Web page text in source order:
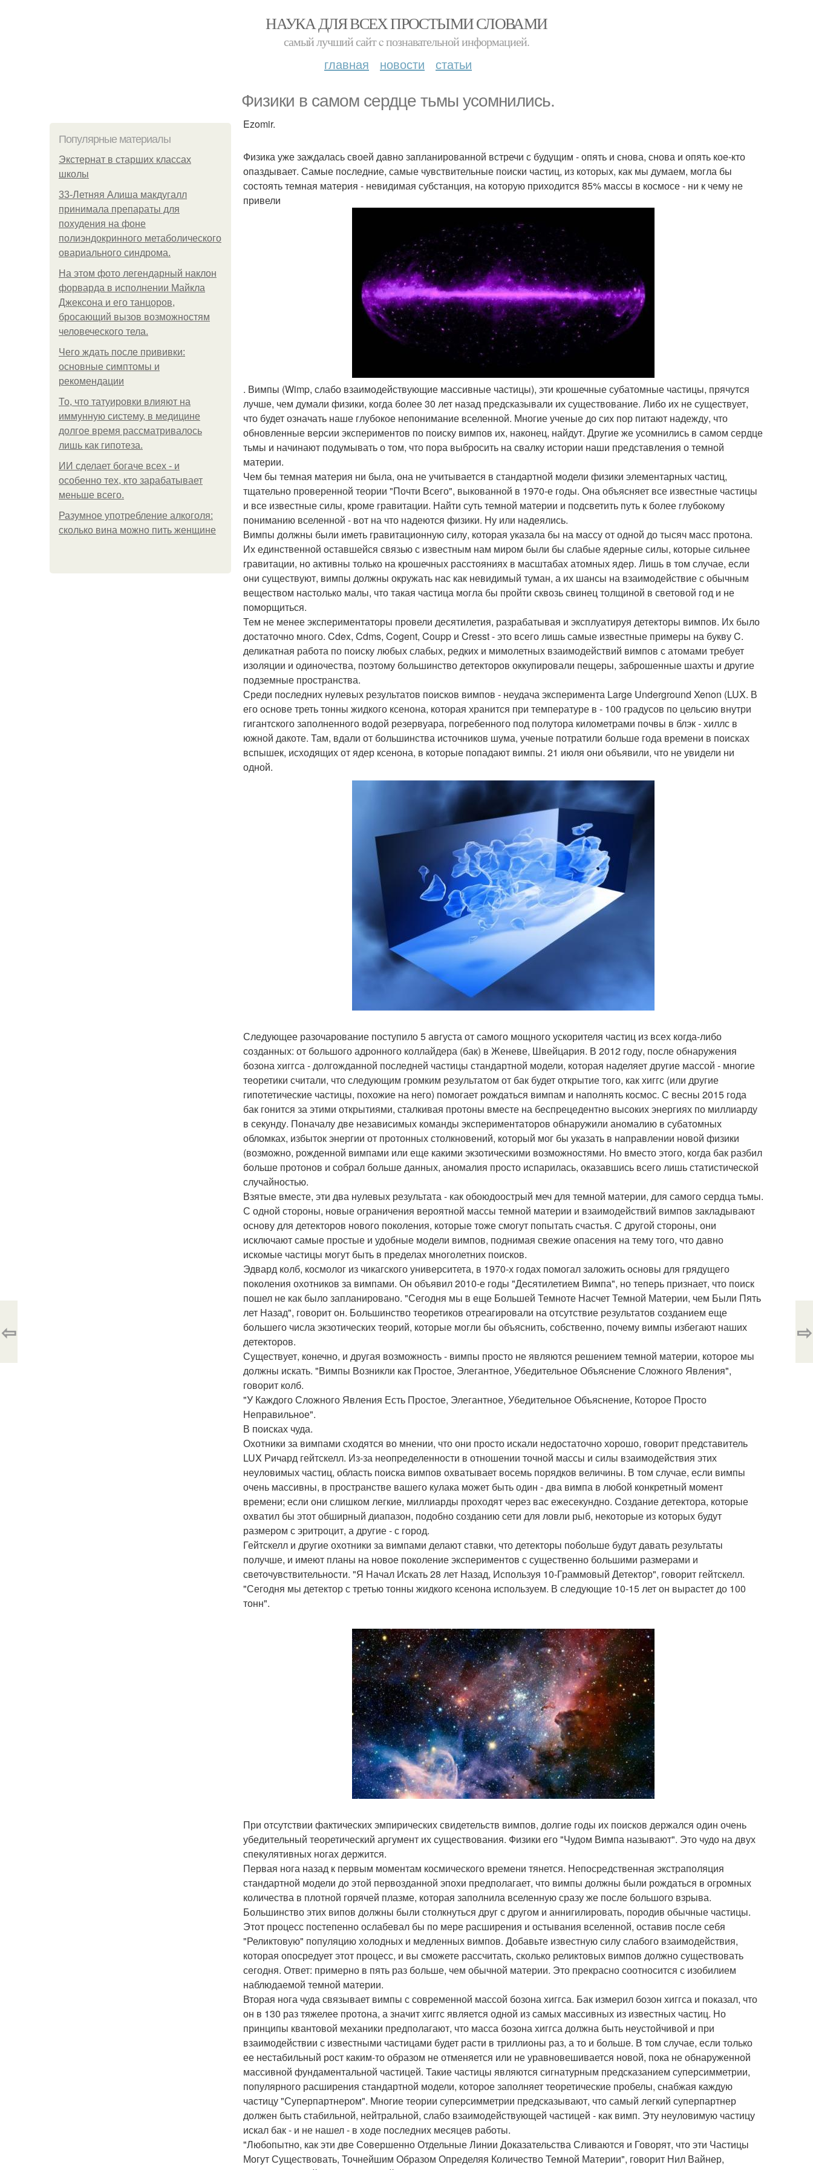
НАУКА ДЛЯ ВСЕХ ПРОСТЫМИ СЛОВАМИ
самый лучший сайт c познавательной информацией.
главная новости статьи
Физики в самом сердце тьмы усомнились.
Популярные материалы
Экстернат в старших классах
школы
33-Летняя Алиша макдугалл
принимала препараты для
похудения на фоне
полиэндокринного метаболического
овариального синдрома.
На этом фото легендарный наклон
форварда в исполнении Майкла
Джексона и его танцоров,
бросающий вызов возможностям
человеческого тела.
Чего ждать после прививки:
основные симптомы и
рекомендации
То, что татуировки влияют на
иммунную систему, в медицине
долгое время рассматривалось
лишь как гипотеза.
ИИ сделает богаче всех - и
особенно тех, кто зарабатывает
меньше всего.
Разумное употребление алкоголя:
сколько вина можно пить женщине
Ezomir.
Физика уже заждалась своей давно запланированной встречи с будущим - опять и снова, снова и опять кое-кто
опаздывает. Самые последние, самые чувствительные поиски частиц, из которых, как мы думаем, могла бы
состоять темная материя - невидимая субстанция, на которую приходится 85% массы в космосе - ни к чему не
привели
. Вимпы (Wimp, слабо взаимодействующие массивные частицы), эти крошечные субатомные частицы, прячутся
лучше, чем думали физики, когда более 30 лет назад предсказывали их существование. Либо их не существует,
что будет означать наше глубокое непонимание вселенной. Многие ученые до сих пор питают надежду, что
обновленные версии экспериментов по поиску вимпов их, наконец, найдут. Другие же усомнились в самом сердце
тьмы и начинают подумывать о том, что пора выбросить на свалку истории наши представления о темной
материи.
Чем бы темная материя ни была, она не учитывается в стандартной модели физики элементарных частиц,
тщательно проверенной теории "Почти Всего", выкованной в 1970-е годы. Она объясняет все известные частицы
и все известные силы, кроме гравитации. Найти суть темной материи и подсветить путь к более глубокому
пониманию вселенной - вот на что надеются физики. Ну или надеялись.
Вимпы должны были иметь гравитационную силу, которая указала бы на массу от одной до тысяч масс протона.
Их единственной оставшейся связью с известным нам миром были бы слабые ядерные силы, которые сильнее
гравитации, но активны только на крошечных расстояниях в масштабах атомных ядер. Лишь в том случае, если
они существуют, вимпы должны окружать нас как невидимый туман, а их шансы на взаимодействие с обычным
веществом настолько малы, что такая частица могла бы пройти сквозь свинец толщиной в световой год и не
поморщиться.
Тем не менее экспериментаторы провели десятилетия, разрабатывая и эксплуатируя детекторы вимпов. Их было
достаточно много. Cdex, Cdms, Cogent, Coupp и Cresst - это всего лишь самые известные примеры на букву C.
деликатная работа по поиску любых слабых, редких и мимолетных взаимодействий вимпов с атомами требует
изоляции и одиночества, поэтому большинство детекторов оккупировали пещеры, заброшенные шахты и другие
подземные пространства.
Среди последних нулевых результатов поисков вимпов - неудача эксперимента Large Underground Xenon (LUX. В
его основе треть тонны жидкого ксенона, которая хранится при температуре в - 100 градусов по цельсию внутри
гигантского заполненного водой резервуара, погребенного под полутора километрами почвы в блэк - хиллс в
южной дакоте. Там, вдали от большинства источников шума, ученые потратили больше года времени в поисках
вспышек, исходящих от ядер ксенона, в которые попадают вимпы. 21 июля они объявили, что не увидели ни
одной.
Следующее разочарование поступило 5 августа от самого мощного ускорителя частиц из всех когда-либо
созданных: от большого адронного коллайдера (бак) в Женеве, Швейцария. В 2012 году, после обнаружения
бозона хиггса - долгожданной последней частицы стандартной модели, которая наделяет другие массой - многие
теоретики считали, что следующим громким результатом от бак будет открытие того, как хиггс (или другие
гипотетические частицы, похожие на него) помогает рождаться вимпам и наполнять космос. С весны 2015 года
бак гонится за этими открытиями, сталкивая протоны вместе на беспрецедентно высоких энергиях по миллиарду
в секунду. Поначалу две независимых команды экспериментаторов обнаружили аномалию в субатомных
обломках, избыток энергии от протонных столкновений, который мог бы указать в направлении новой физики
(возможно, рожденной вимпами или еще какими экзотическими возможностями. Но вместо этого, когда бак разбил
больше протонов и собрал больше данных, аномалия просто испарилась, оказавшись всего лишь статистической
случайностью.
Взятые вместе, эти два нулевых результата - как обоюдоострый меч для темной материи, для самого сердца тьмы.
С одной стороны, новые ограничения вероятной массы темной материи и взаимодействий вимпов закладывают
основу для детекторов нового поколения, которые тоже смогут попытать счастья. С другой стороны, они
исключают самые простые и удобные модели вимпов, поднимая свежие опасения на тему того, что давно
искомые частицы могут быть в пределах многолетних поисков.
Эдвард колб, космолог из чикагского университета, в 1970-х годах помогал заложить основы для грядущего
поколения охотников за вимпами. Он объявил 2010-е годы "Десятилетием Вимпа", но теперь признает, что поиск
пошел не как было запланировано. "Сегодня мы в еще Большей Темноте Насчет Темной Материи, чем Были Пять
лет Назад", говорит он. Большинство теоретиков отреагировали на отсутствие результатов созданием еще
большего числа экзотических теорий, которые могли бы объяснить, собственно, почему вимпы избегают наших
детекторов.
Существует, конечно, и другая возможность - вимпы просто не являются решением темной материи, которое мы
должны искать. "Вимпы Возникли как Простое, Элегантное, Убедительное Объяснение Сложного Явления",
говорит колб.
"У Каждого Сложного Явления Есть Простое, Элегантное, Убедительное Объяснение, Которое Просто
Неправильное".
В поисках чуда.
Охотники за вимпами сходятся во мнении, что они просто искали недостаточно хорошо, говорит представитель
LUX Ричард гейтскелл. Из-за неопределенности в отношении точной массы и силы взаимодействия этих
неуловимых частиц, область поиска вимпов охватывает восемь порядков величины. В том случае, если вимпы
очень массивны, в пространстве вашего кулака может быть один - два вимпа в любой конкретный момент
времени; если они слишком легкие, миллиарды проходят через вас ежесекундно. Создание детектора, которые
охватил бы этот обширный диапазон, подобно созданию сети для ловли рыб, некоторые из которых будут
размером с эритроцит, а другие - с город.
Гейтскелл и другие охотники за вимпами делают ставки, что детекторы побольше будут давать результаты
получше, и имеют планы на новое поколение экспериментов с существенно большими размерами и
светочувствительности. "Я Начал Искать 28 лет Назад, Используя 10-Граммовый Детектор", говорит гейтскелл.
"Сегодня мы детектор с третью тонны жидкого ксенона используем. В следующие 10-15 лет он вырастет до 100
тонн".
При отсутствии фактических эмпирических свидетельств вимпов, долгие годы их поисков держался один очень
убедительный теоретический аргумент их существования. Физики его "Чудом Вимпа называют". Это чудо на двух
спекулятивных ногах держится.
Первая нога назад к первым моментам космического времени тянется. Непосредственная экстраполяция
стандартной модели до этой первозданной эпохи предполагает, что вимпы должны были рождаться в огромных
количества в плотной горячей плазме, которая заполнила вселенную сразу же после большого взрыва.
Большинство этих випов должны были столкнуться друг с другом и аннигилировать, породив обычные частицы.
Этот процесс постепенно ослабевал бы по мере расширения и остывания вселенной, оставив после себя
"Реликтовую" популяцию холодных и медленных вимпов. Добавьте известную силу слабого взаимодействия,
которая опосредует этот процесс, и вы сможете рассчитать, сколько реликтовых вимпов должно существовать
сегодня. Ответ: примерно в пять раз больше, чем обычной материи. Это прекрасно соотносится с изобилием
наблюдаемой темной материи.
Вторая нога чуда связывает вимпы с современной массой бозона хиггса. Бак измерил бозон хиггса и показал, что
он в 130 раз тяжелее протона, а значит хиггс является одной из самых массивных из известных частиц. Но
принципы квантовой механики предполагают, что масса бозона хиггса должна быть неустойчивой и при
взаимодействии с известными частицами будет расти в триллионы раз, а то и больше. В том случае, если только
ее нестабильный рост каким-то образом не отменяется или не уравновешивается новой, пока не обнаруженной
массивной фундаментальной частицей. Такие частицы являются сигнатурным предсказанием суперсимметрии,
популярного расширения стандартной модели, которое заполняет теоретические пробелы, снабжая каждую
частицу "Суперпартнером". Многие теории суперсимметрии предсказывают, что самый легкий суперпартнер
должен быть стабильной, нейтральной, слабо взаимодействующей частицей - как вимп. Эту неуловимую частицу
искал бак - и не нашел - в ходе последних месяцев работы.
"Любопытно, как эти две Совершенно Отдельные Линии Доказательства Сливаются и Говорят, что эти Частицы
Могут Существовать, Точнейшим Образом Определяя Количество Темной Материи", говорит Нил Вайнер,
⇦ ⇨